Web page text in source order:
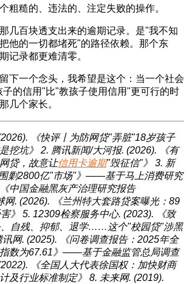
粗糙的、违法的、注定失败的操作。
几百块透支出来的逾期记录。是"我不知
他的一切都堵死"的路径依赖。那个东
记录都更难清零。
下一个念头，我希望是这个：当一个社会
子的信用"比"教孩子使用信用"更可行的时
几个家长。
《快评丨为防网贷"弄脏"18岁孩子
挖坑》
2. 腾讯新闻/大河报. (2026). 《有
贷，故意让信用卡逾期"毁征信"》
3. 新
剿2800亿"市场"》——基于马上消费研究
中国金融黑灰产治理研究报告
网. (2026). 《兰州特大套路贷案曝光：89
》
5. 12309检察服务中心. (2023). 《致
自残、抑郁、退学……这个"校园贷"涉黑
讯网. (2025). 《问卷调查报告：2025年全
数为67.61》——基于金融监管总局调查
《全国人大代表徐国权：加快财商
及行业标准制定》
8. 未来网. (2019).